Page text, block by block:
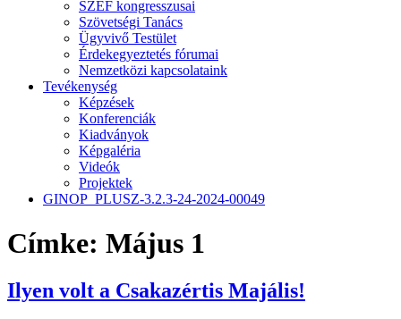
SZEF kongresszusai
Szövetségi Tanács
Ügyvivő Testület
Érdekegyeztetés fórumai
Nemzetközi kapcsolataink
Tevékenység
Képzések
Konferenciák
Kiadványok
Képgaléria
Videók
Projektek
GINOP_PLUSZ-3.2.3-24-2024-00049
Címke: Május 1
Ilyen volt a Csakazértis Majális!